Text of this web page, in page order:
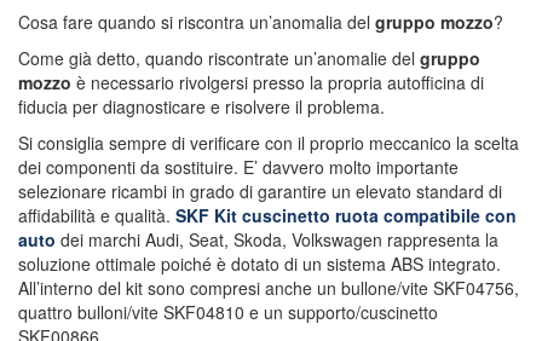
Cosa fare quando si riscontra un’anomalia del gruppo mozzo?
Come già detto, quando riscontrate un’anomalie del gruppo
mozzo è necessario rivolgersi presso la propria autofficina di
fiducia per diagnosticare e risolvere il problema.
Si consiglia sempre di verificare con il proprio meccanico la scelta
dei componenti da sostituire. E’ davvero molto importante
selezionare ricambi in grado di garantire un elevato standard di
affidabilità e qualità. SKF Kit cuscinetto ruota compatibile con
auto dei marchi Audi, Seat, Skoda, Volkswagen rappresenta la
soluzione ottimale poiché è dotato di un sistema ABS integrato.
All’interno del kit sono compresi anche un bullone/vite SKF04756,
quattro bulloni/vite SKF04810 e un supporto/cuscinetto